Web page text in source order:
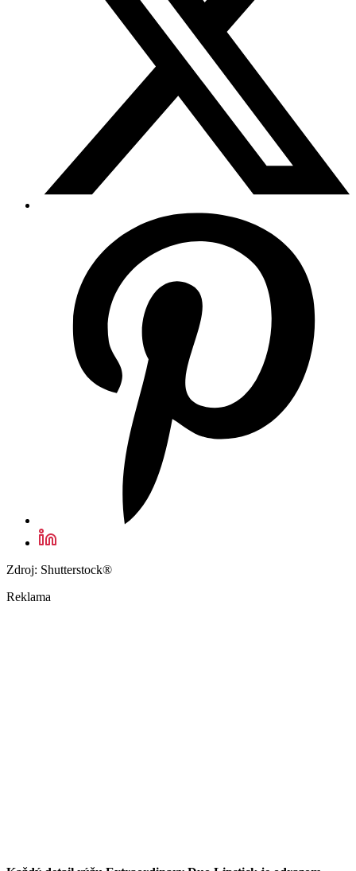
Zdroj: Shutterstock®
Reklama